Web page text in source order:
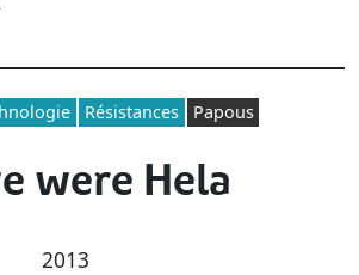
Résistances Papous
were Hela
2013